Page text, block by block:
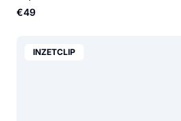
€49
INZETCLIP